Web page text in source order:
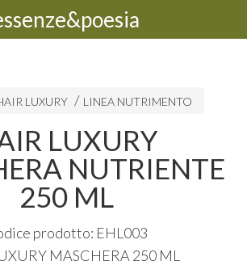
LUXURY LINEA NUTRIMENTO
LUXURY
NUTRIENTE
250 ML
prodotto: EHL003
MASCHERA 250 ML